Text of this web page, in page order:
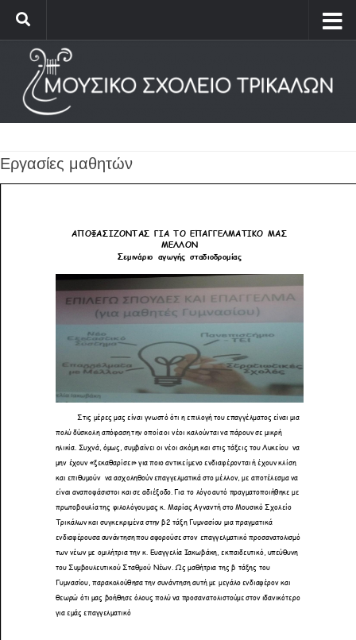
Εργασίες μαθητών